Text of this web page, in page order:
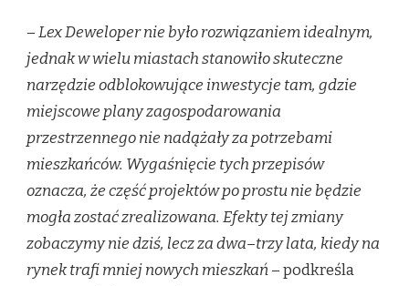
–Lex Deweloper nie było rozwiązaniem idealnym,
jednak w wielu miastach stanowiło skuteczne
narzędzie odblokowujące inwestycje tam, gdzie
miejscowe plany zagospodarowania
przestrzennego nie nadążały za potrzebami
mieszkańców. Wygaśnięcie tych przepisów
oznacza, że część projektów po prostu nie będzie
mogła zostać zrealizowana. Efekty tej zmiany
zobaczymy nie dziś, lecz za dwa–trzy lata, kiedy na
rynek trafi mniej nowych mieszkań– podkreśla